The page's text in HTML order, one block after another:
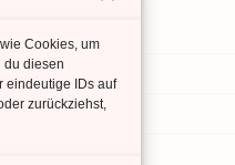
Cookies, um
du diesen
eindeutige IDs auf
zurückziehst,